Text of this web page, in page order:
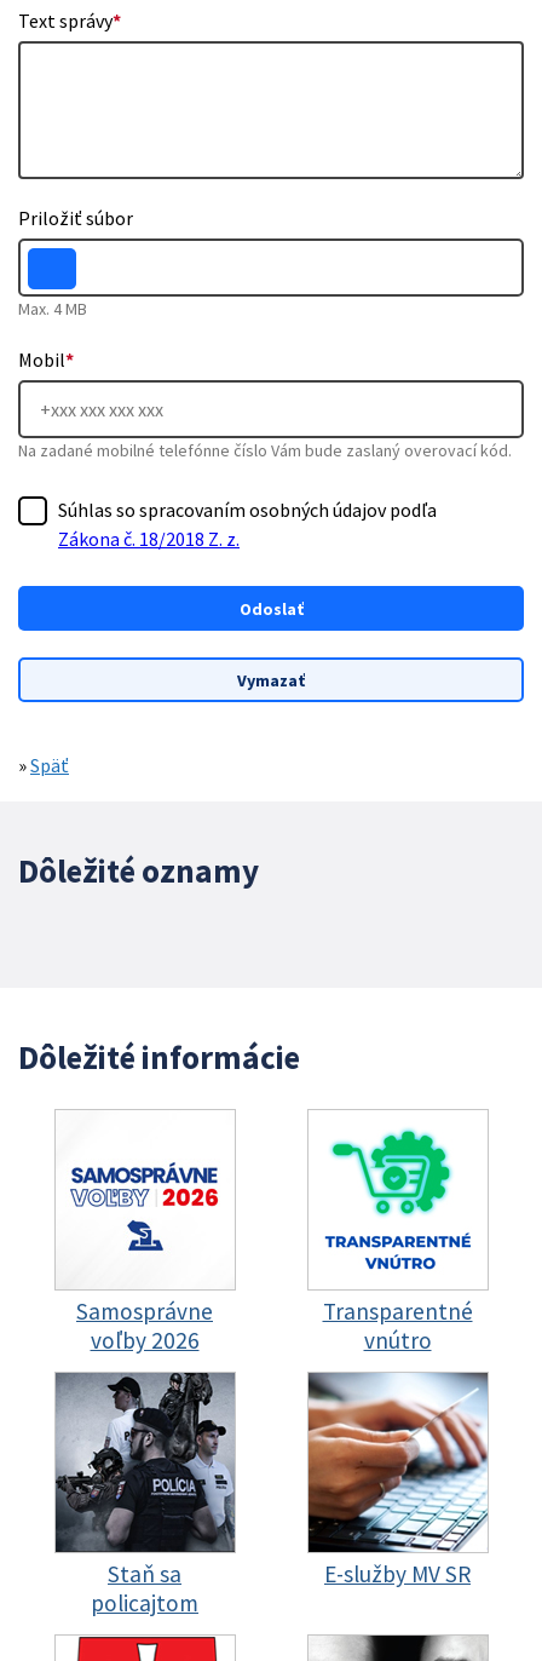
Text správy*
Priložiť súbor
Max. 4 MB
Mobil*
Na zadané mobilné telefónne číslo Vám bude zaslaný overovací kód.
Súhlas so spracovaním osobných údajov podľa
Zákona č. 18/2018 Z. z.
»Späť
Dôležité oznamy
Dôležité informácie
Samosprávne
voľby 2026
Transparentné
vnútro
Staň sa
policajtom
E-služby MV SR